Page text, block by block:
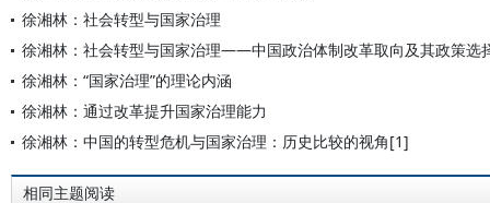
徐湘林：社会转型与国家治理
徐湘林：社会转型与国家治理——中国政治体制改革取向及其政策选
徐湘林：“国家治理”的理论内涵
徐湘林：通过改革提升国家治理能力
徐湘林：中国的转型危机与国家治理：历史比较的视角[1]
相同主题阅读